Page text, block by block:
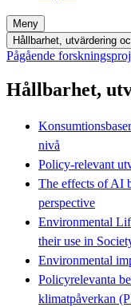
Meny
Hållbarhet, utvärdering
Pågående
Hållbarhet,
nivå
Policy-relevant
The effects of AI
perspective
Environmental
their use in
Environmental
Policyrelevanta
klimatpåverkan